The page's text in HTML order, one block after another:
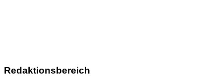
Redaktionsbereich